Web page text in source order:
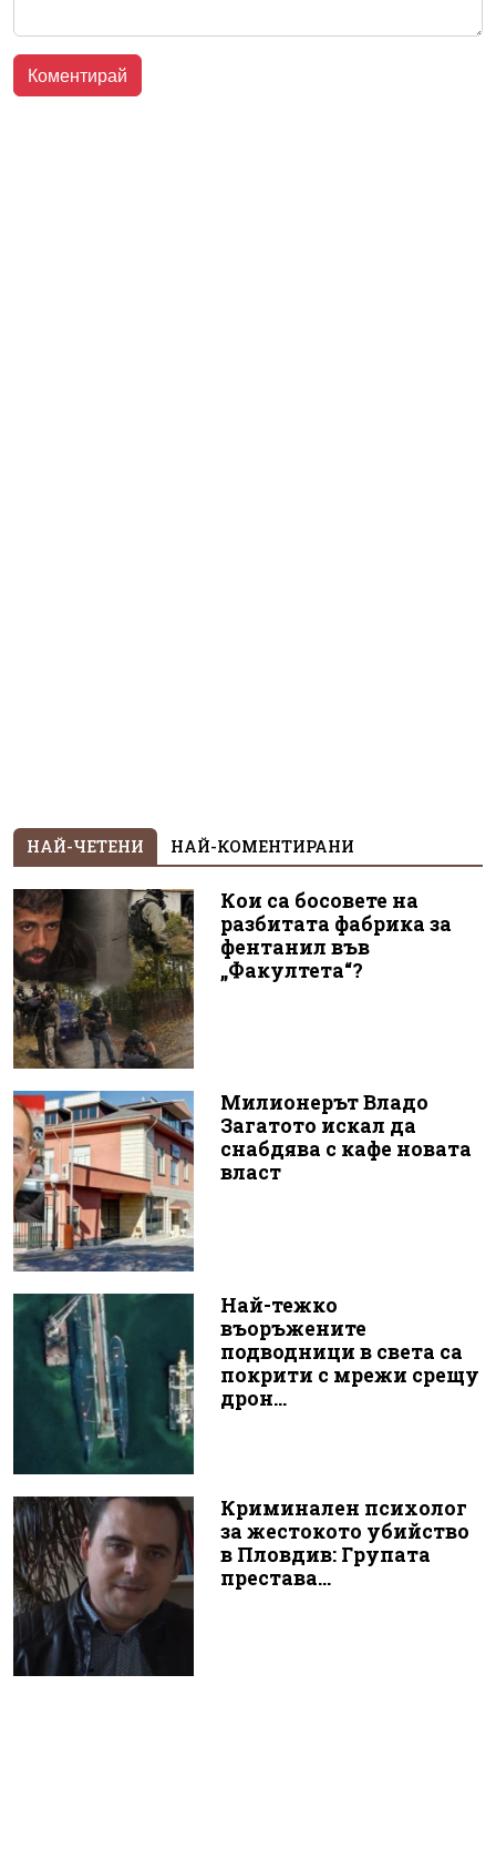
НАЙ-ЧЕТЕНИ НАЙ-КОМЕНТИРАНИ
Кои са босовете на
разбитата фабрика за
фентанил във
„Факултета“?
Милионерът Владо
Загатото искал да
снабдява с кафе новата
власт
Най-тежко
въоръжените
подводници в света са
покрити с мрежи срещу
дрон...
Криминален психолог
за жестокото убийство
в Пловдив: Групата
престава...